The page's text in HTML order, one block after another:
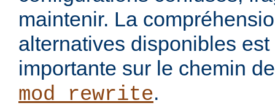
maintenir. La
alternatives disponibles
importante sur le chemin
mod_rewrite.